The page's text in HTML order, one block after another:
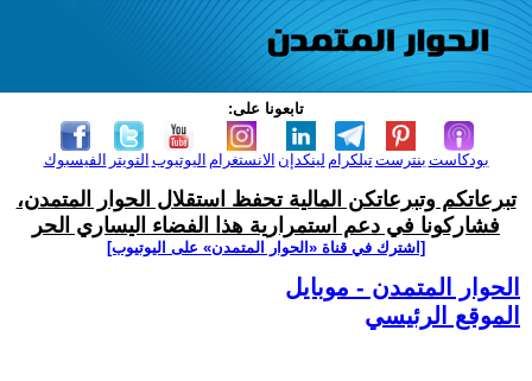
تابعونا على:
الفيسبوك التويتر اليوتيوب الانستغرام لينكدإن تيلكرامبنترست بودكاست
تبرعاتكم وتبرعاتكن المالية تحفظ استقلال الحوار المتمدن،
فشاركونا في دعم استمرارية هذا الفضاء اليساري الحر
[اشترك في قناة ‫«الحوار المتمدن» على اليوتيوب]
الحوار المتمدن - موبايل
الموقع الرئيسي